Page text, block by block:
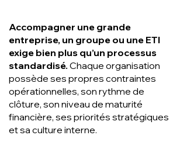
Accompagner une grande
entreprise, un groupe ou une ETI
exige bien plus qu’un processus
standardisé. Chaque organisation
possède ses propres contraintes
opérationnelles, son rythme de
clôture, son niveau de maturité
financière, ses priorités stratégiques
et sa culture interne.